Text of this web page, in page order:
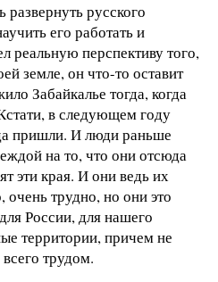
русского
его работать и
реальную перспективу того,
земле, он что-то оставит
Забайкалье тогда, когда
в следующем году
пришли. И люди раньше
на то, что они отсюда
эти края. И они ведь их
трудно, но они это
России, для нашего
территории, причем не
трудом.